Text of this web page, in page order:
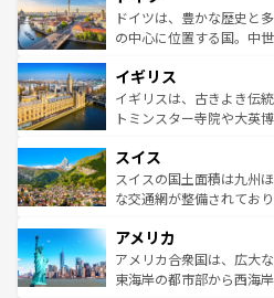
ンテンツ一覧を参照して
聖堂、美しいビーチ、そ
から魅了する。また、フ
いる。シャンパンの発祥
香り高いラベンダー畑な
らに、パリ以外の地域に
れる地方に足を運ぶとそ
きるだろう。 な
を参照してほしい。
ドイツは、豊かな歴史と
の中心に位置する国。中
顔を持つこの国は、どこ
ルリンの文化的活気、バ
してライン川沿いのワイ
は、お酒好きな人にはぜひ体験し
ドイツ情報はコンテンツ
イギリス
イギリスは、古きよき伝
トミンスター寺院や大英
リアごとに異なる魅力が
ティー、ビール好きには
戦など、本場だからこそ
ンツ一覧を参照してほしい
スイス
スイスの国土面積は九州
な交通網が整備されてお
の建物がそのまま残る町
博物館もあり、アルプス
ことができる。国民の所
アメリカ
アメリカ合衆国は、広大
東海岸の都市部から西海